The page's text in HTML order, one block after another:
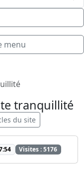
menu
tranquillité
du site
Visites : 5176